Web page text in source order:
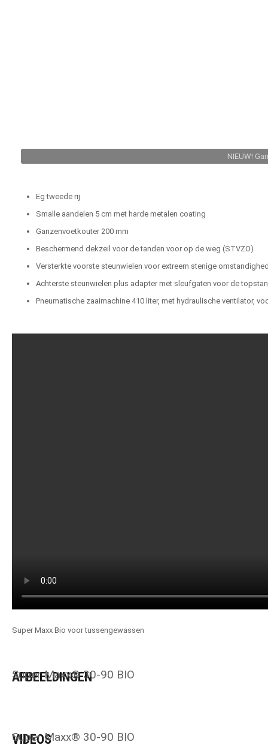
NIEUW!
Eg tweede rij
Smalle aandelen 5 cm met harde metalen coating
Ganzenvoetkouter 200 mm
Beschermend dekzeil voor de tanden voor op de weg (STVZO)
Versterkte voorste steunwielen voor extreem stenige
Achterste steunwielen plus adapter met sleufgaten voor de
Pneumatische zaaimachine 410 liter, met hydraulische ventilator,
Super Maxx Bio voor tussengewassen
AFBEELDINGEN
Super Maxx® 30-90 BIO
VIDEOS
Super Maxx® 30-90 BIO